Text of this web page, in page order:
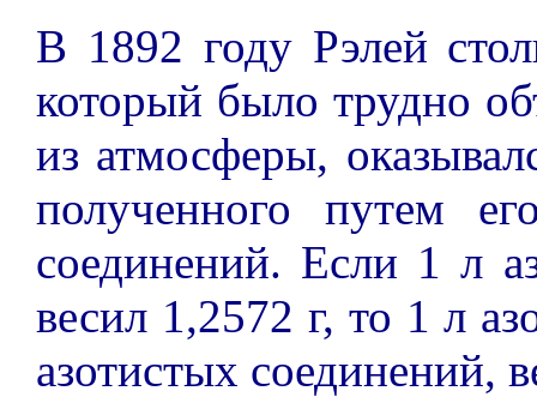
В 1892 году Рэлей
который было трудно
из атмосферы,
полученного путем
соединений. Если 1 л
весил 1,2572 г, то 1 л
азотистых соединений,